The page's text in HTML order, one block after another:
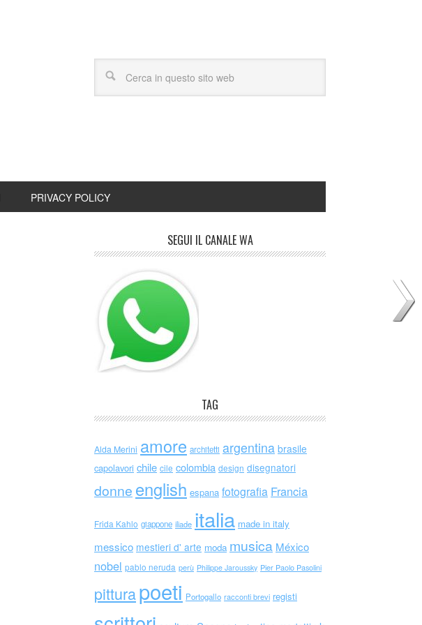
PRIVACY POLICY
SEGUI IL CANALE WA
TAG
Alda Merini amore architetti argentina brasile
capolavori chile cile colombia design disegnatori
donne english espana fotografia Francia
Frida Kahlo giappone iliade italia made in italy
messico mestieri d' arte moda musica México
nobel pablo neruda perù Philippe Jaroussky Pier Paolo Pasolini
pitturapoeti Portogallo racconti brevi registi